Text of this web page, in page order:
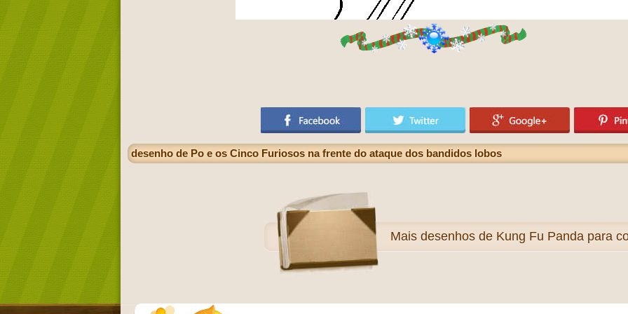
desenho de Po e os Cinco Furiosos na frente do ataque dos bandidos lobos
Mais desenhos de Kung Fu Panda para